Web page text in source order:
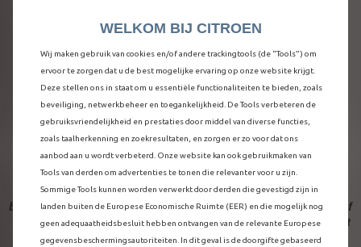
10Jaren
inbegrepen in de
aankoopprijs​
Dit aanbod is alleen van toepassing op voertuigen die zijn
besteld vóór 3 juli 2023. Voor voertuigen die zijn besteld vanaf
juli 2023: zie de aanbiedingen voor Connect ONE en Connect
PLUS.
WELKOM BIJ CITROEN
Wij maken gebruik van cookies en/of andere trackingtools (de “Tools”) om
ervoor te zorgen dat u de best mogelijke ervaring op onze website krijgt.
Deze stellen ons in staat om u essentiële functionaliteiten te bieden, zoals
beveiliging, netwerkbeheer en toegankelijkheid. De Tools verbeteren de
gebruiksvriendelijkheid en prestaties door middel van diverse functies,
zoals taalherkenning en zoekresultaten, en zorgen er zo voor dat ons
aanbod aan u wordt verbeterd. Onze website kan ook gebruikmaken van
Tools van derden om advertenties te tonen die relevanter voor u zijn.
Sommige Tools kunnen worden verwerkt door derden die gevestigd zijn in
landen buiten de Europese Economische Ruimte (EER) en die mogelijk nog
geen adequaatheidsbesluit hebben ontvangen van de relevante Europese
gegevensbeschermingsautoriteiten. In dit geval is de doorgifte gebaseerd